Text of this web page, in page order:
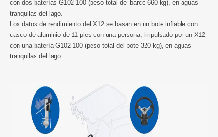
con dos baterías G102-100 (peso total del barco 660 kg), en aguas
tranquilas del lago.
Los datos de rendimiento del X12 se basan en un bote inflable con
casco de aluminio de 11 pies con una persona, impulsado por un X12
con una batería G102-100 (peso total del bote 320 kg), en aguas
tranquilas del lago.